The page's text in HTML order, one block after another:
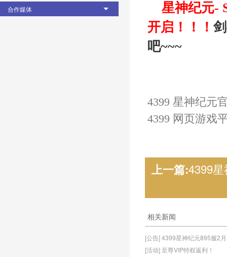
合作媒体 星神纪元-
开启 ！！！
吧~~~
4399 星神纪元
4399 网页游戏
上一篇:4399
相关新闻
[公告] 4399星神纪元895服2
[活动] 至尊VIP特权返利！